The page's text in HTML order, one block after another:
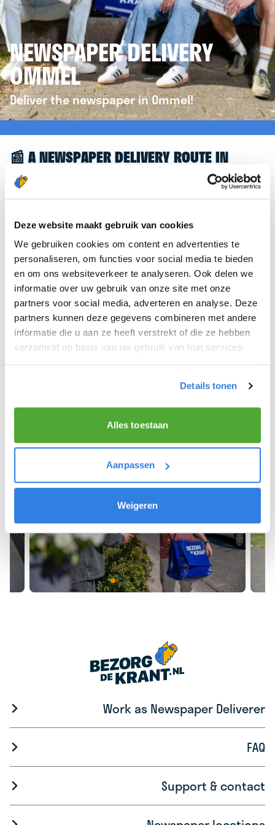
Deze website maakt gebruik van cookies
We gebruiken cookies om content en advertenties te
personaliseren, om functies voor social media te bieden
en om ons websiteverkeer te analyseren. Ook delen we
informatie over uw gebruik van onze site met onze
partners voor social media, adverteren en analyse. Deze
partners kunnen deze gegevens combineren met andere
informatie die u aan ze heeft verstrekt of die ze hebben
verzameld op basis van uw gebruik van hun services.
Details tonen
Alles toestaan
Aanpassen
Weigeren
NEWSPAPER DELIVERY
OMMEL
Deliver the newspaper in Ommel!
📰 A NEWSPAPER DELIVERY ROUTE IN
OMMEL
Great to see you're interested in a newspaper
like to refer you to thekrantenbezorgen.nl
website. There, you can easily sign up to deliver
newspapers in Ommel.
We hope you can get started soon and wish you
the best of luck! 🚴‍♂️💨
Work as Newspaper Deliverer
FAQ
Support & contact